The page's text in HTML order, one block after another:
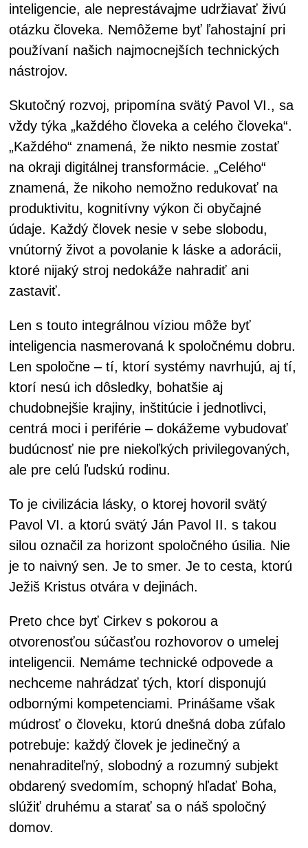
inteligencie, ale neprestávajme udržiavať živú
otázku človeka. Nemôžeme byť ľahostajní pri
používaní našich najmocnejších technických
nástrojov.
Skutočný rozvoj, pripomína svätý Pavol VI., sa
vždy týka „každého človeka a celého človeka“.
„Každého“ znamená, že nikto nesmie zostať
na okraji digitálnej transformácie. „Celého“
znamená, že nikoho nemožno redukovať na
produktivitu, kognitívny výkon či obyčajné
údaje. Každý človek nesie v sebe slobodu,
vnútorný život a povolanie k láske a adorácii,
ktoré nijaký stroj nedokáže nahradiť ani
zastaviť.
Len s touto integrálnou víziou môže byť
inteligencia nasmerovaná k spoločnému dobru.
Len spoločne – tí, ktorí systémy navrhujú, aj tí,
ktorí nesú ich dôsledky, bohatšie aj
chudobnejšie krajiny, inštitúcie i jednotlivci,
centrá moci i periférie – dokážeme vybudovať
budúcnosť nie pre niekoľkých privilegovaných,
ale pre celú ľudskú rodinu.
To je civilizácia lásky, o ktorej hovoril svätý
Pavol VI. a ktorú svätý Ján Pavol II. s takou
silou označil za horizont spoločného úsilia. Nie
je to naivný sen. Je to smer. Je to cesta, ktorú
Ježiš Kristus otvára v dejinách.
Preto chce byť Cirkev s pokorou a
otvorenosťou súčasťou rozhovorov o umelej
inteligencii. Nemáme technické odpovede a
nechceme nahrádzať tých, ktorí disponujú
odbornými kompetenciami. Prinášame však
múdrosť o človeku, ktorú dnešná doba zúfalo
potrebuje: každý človek je jedinečný a
nenahraditeľný, slobodný a rozumný subjekt
obdarený svedomím, schopný hľadať Boha,
slúžiť druhému a starať sa o náš spoločný
domov.